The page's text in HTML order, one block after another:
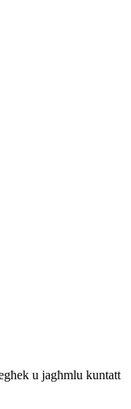
u jagħmlu kuntatt